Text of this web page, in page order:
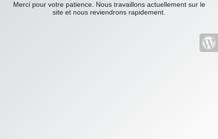
Merci pour votre patience. Nous travaillons actuellement sur le
site et nous reviendrons rapidement.